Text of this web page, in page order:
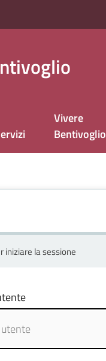
Vivere
Bentivoglio
iniziare la sessione